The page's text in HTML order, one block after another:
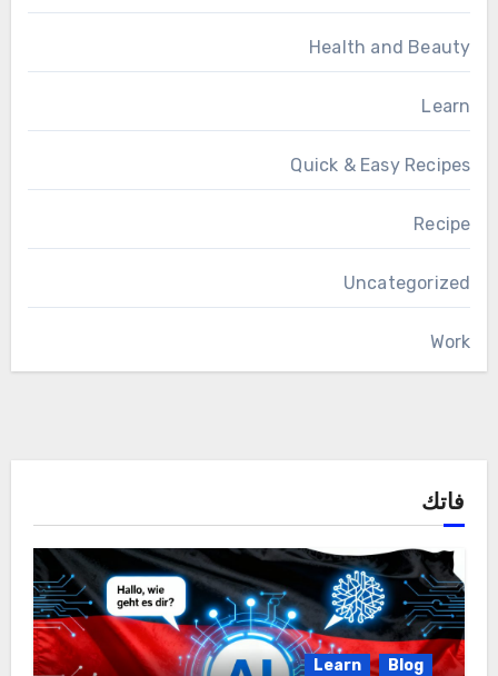
Health and Beauty
Learn
Quick & Easy Recipes
Recipe
Uncategorized
Work
فاتك
Blog
Learn